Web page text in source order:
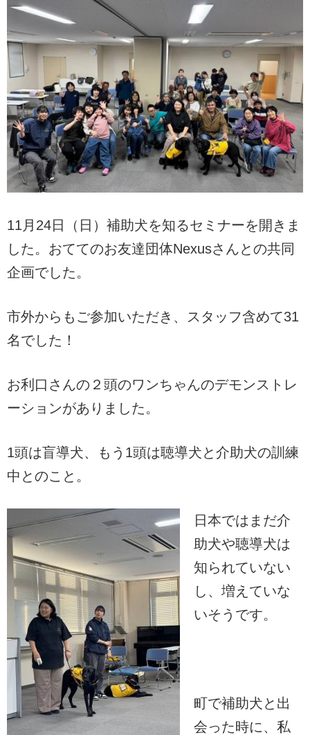
11月24日（日）補助犬を知るセミナーを開きま
した。おててのお友達団体Nexusさんとの共同
企画でした。
市外からもご参加いただき、スタッフ含めて31
名でした！
お利口さんの２頭のワンちゃんのデモンストレ
ーションがありました。
1頭は盲導犬、もう1頭は聴導犬と介助犬の訓練
中とのこと。
日本ではまだ介
助犬や聴導犬は
知られていない
し、増えていな
いそうです。
町で補助犬と出
会った時に、私